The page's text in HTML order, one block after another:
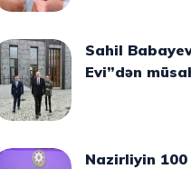
Sahil Babayevin “Dost
Evi”dən
Nazirliyin 100 əməkdaşına